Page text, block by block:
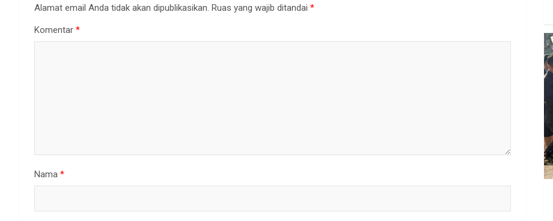
Alamat email Anda tidak akan dipublikasikan. Ruas yang wajib ditandai *
Komentar *
Nama *